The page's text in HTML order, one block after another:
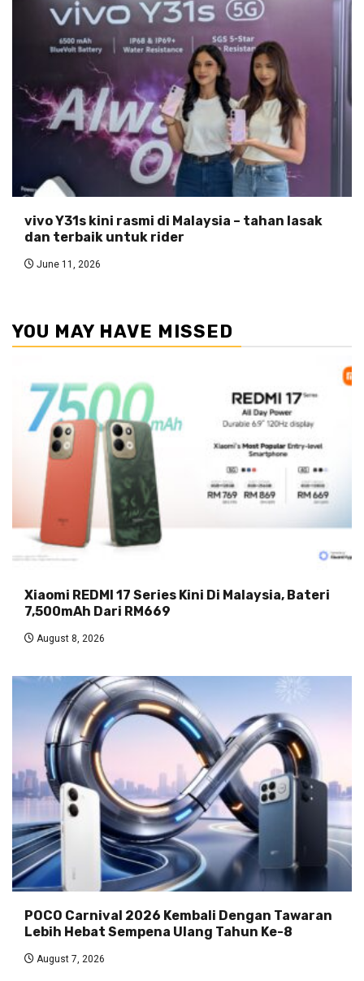
vivo Y31s kini rasmi di Malaysia – tahan lasak
dan terbaik untuk rider
June 11, 2026
YOU MAY HAVE MISSED
Xiaomi REDMI 17 Series Kini Di Malaysia, Bateri
7,500mAh Dari RM669
August 8, 2026
POCO Carnival 2026 Kembali Dengan Tawaran
Lebih Hebat Sempena Ulang Tahun Ke-8
August 7, 2026